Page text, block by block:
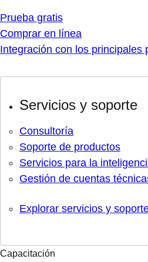
Prueba gratis
Comprar en línea
Integración con los principales
Servicios y soporte
Consultoría
Soporte de productos
Servicios para la
Gestión de cuentas
Explorar servicios y
Capacitación